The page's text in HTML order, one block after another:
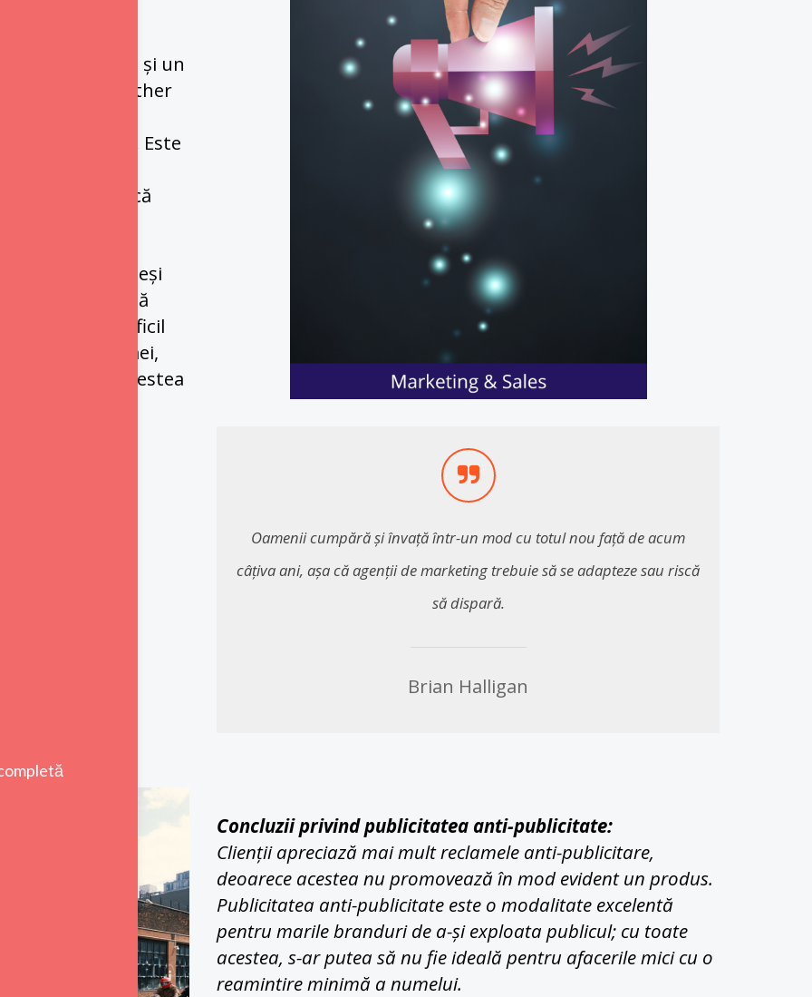
publicitate - și un
Doritos "Another
în continuare. Este
de emblematică
aici este că, deși
dovedi eficientă
ar putea fi dificil
La urma urmei,
Astfel, acestea
Oamenii cumpără și învață într-un mod cu totul nou față de acum
câțiva ani, așa că agenții de marketing trebuie să se adapteze sau riscă
să dispară.
Brian Halligan
Concluzii privind publicitatea anti-publicitate:
Clienții apreciază mai mult reclamele anti-publicitare,
deoarece acestea nu promovează în mod evident un produs.
Publicitatea anti-publicitate este o modalitate excelentă
pentru marile branduri de a-și exploata publicul; cu toate
acestea, s-ar putea să nu fie ideală pentru afacerile mici cu o
reamintire minimă a numelui.